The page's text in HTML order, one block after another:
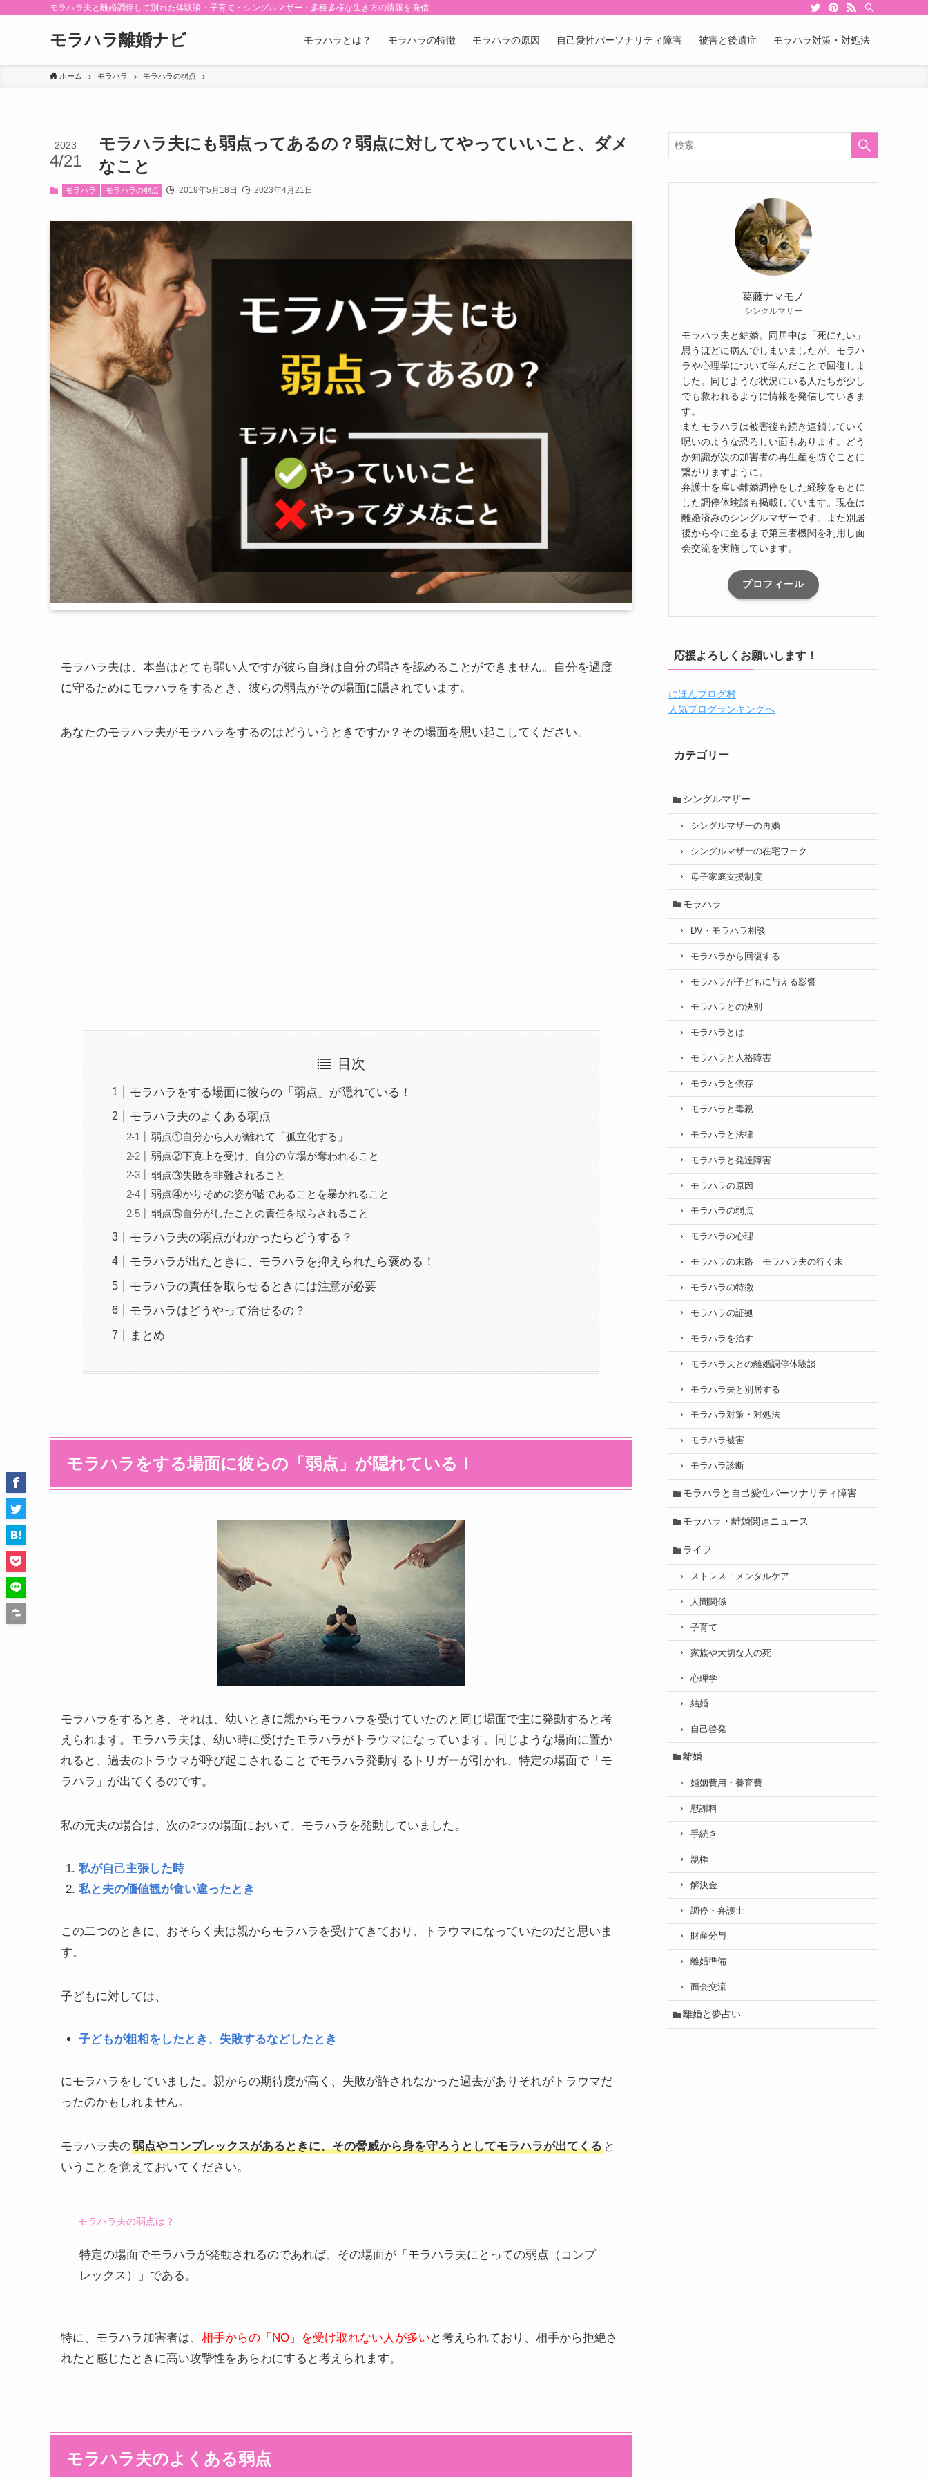
モラハラ夫と離婚調停して別れた体験談・子育て・シングルマザー・多種多様な生き方の情報を発信
モラハラ離婚ナビ モラハラとは？ モラハラの特徴 モラハラの原因 自己愛性パーソナリティ障害 被害と後遺症 モラハラ対策・対処法
ホーム モラハラ モラハラの弱点
モラハラ夫にも弱点ってあるの？弱点に対してやっていいこと、ダメ
なこと
2023
4/21
モラハラ モラハラの弱点 2019年5月18日 2023年4月21日
モラハラ夫は、本当はとても弱い人ですが彼ら自身は自分の弱さを認めることができません。自分を過度
に守るためにモラハラをするとき、彼らの弱点がその場面に隠されています。
あなたのモラハラ夫がモラハラをするのはどういうときですか？その場面を思い起こしてください。
目次
モラハラをする場面に彼らの「弱点」が隠れている！
モラハラ夫のよくある弱点
弱点①自分から人が離れて「孤立化する」
弱点②下克上を受け、自分の立場が奪われること
弱点③失敗を非難されること
弱点④かりそめの姿が嘘であることを暴かれること
弱点⑤自分がしたことの責任を取らされること
モラハラ夫の弱点がわかったらどうする？
モラハラが出たときに、モラハラを抑えられたら褒める！
モラハラの責任を取らせるときには注意が必要
モラハラはどうやって治せるの？
まとめ
モラハラをする場面に彼らの「弱点」が隠れている！
モラハラをするとき、それは、幼いときに親からモラハラを受けていたのと同じ場面で主に発動すると考
えられます。モラハラ夫は、幼い時に受けたモラハラがトラウマになっています。同じような場面に置か
れると、過去のトラウマが呼び起こされることでモラハラ発動するトリガーが引かれ、特定の場面で「モ
ラハラ」が出てくるのです。
私の元夫の場合は、次の2つの場面において、モラハラを発動していました。
私が自己主張した時
私と夫の価値観が食い違ったとき
この二つのときに、おそらく夫は親からモラハラを受けてきており、トラウマになっていたのだと思いま
す。
子どもに対しては、
子どもが粗相をしたとき、失敗するなどしたとき
にモラハラをしていました。親からの期待度が高く、失敗が許されなかった過去がありそれがトラウマだ
ったのかもしれません。
モラハラ夫の弱点やコンプレックスがあるときに、その脅威から身を守ろうとしてモラハラが出てくる と
いうことを覚えておいてください。
モラハラ夫の弱点は？
特定の場面でモラハラが発動されるのであれば、その場面が「モラハラ夫にとっての弱点（コンプ
レックス）」である。
特に、モラハラ加害者は、 相手からの「NO」を受け取れない人が多い と考えられており、相手から拒絶さ
れたと感じたときに高い攻撃性をあらわにすると考えられます。
モラハラ夫のよくある弱点
葛藤ナマモノ
シングルマザー
モラハラ夫と結婚。同居中は「死にたい」
思うほどに病んでしまいましたが、モラハ
ラや心理学について学んだことで回復しま
した。同じような状況にいる人たちが少し
でも救われるように情報を発信していきま
す。
またモラハラは被害後も続き連鎖していく
呪いのような恐ろしい面もあります。どう
か知識が次の加害者の再生産を防ぐことに
繋がりますように。
弁護士を雇い離婚調停をした経験をもとに
した調停体験談も掲載しています。現在は
離婚済みのシングルマザーです。また別居
後から今に至るまで第三者機関を利用し面
会交流を実施しています。
プロフィール
応援よろしくお願いします！
にほんブログ村
人気ブログランキングへ
カテゴリー
シングルマザー
シングルマザーの再婚
シングルマザーの在宅ワーク
母子家庭支援制度
モラハラ
DV・モラハラ相談
モラハラから回復する
モラハラが子どもに与える影響
モラハラとの決別
モラハラとは
モラハラと人格障害
モラハラと依存
モラハラと毒親
モラハラと法律
モラハラと発達障害
モラハラの原因
モラハラの弱点
モラハラの心理
モラハラの末路 モラハラ夫の行く末
モラハラの特徴
モラハラの証拠
モラハラを治す
モラハラ夫との離婚調停体験談
モラハラ夫と別居する
モラハラ対策・対処法
モラハラ被害
モラハラ診断
モラハラと自己愛性パーソナリティ障害
モラハラ・離婚関連ニュース
ライフ
ストレス・メンタルケア
人間関係
子育て
家族や大切な人の死
心理学
結婚
自己啓発
離婚
婚姻費用・養育費
慰謝料
手続き
親権
解決金
調停・弁護士
財産分与
離婚準備
面会交流
離婚と夢占い